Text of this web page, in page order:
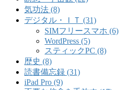
気功法 (8)
デジタル・ＩＴ (31)
SIMフリースマホ (6)
WordPress (5)
スティックPC (8)
歴史 (8)
読書備忘録 (31)
iPad Pro (9)